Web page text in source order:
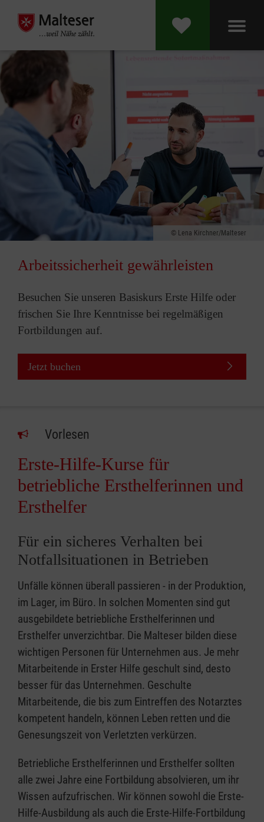
Lena Kirchner/Malteser
Arbeitssicherheit gewährleisten
Besuchen Sie unseren Basiskurs Erste Hilfe oder
frischen Sie Ihre Kenntnisse bei regelmäßigen
Fortbildungen auf.
Jetzt buchen
Vorlesen
Erste-Hilfe-Kurse für
betriebliche Ersthelferinnen und
Ersthelfer
Für ein sicheres Verhalten bei
Notfallsituationen in Betrieben
Unfälle können überall passieren - in der Produktion,
im Lager, im Büro. In solchen Momenten sind gut
ausgebildete betriebliche Ersthelferinnen und
Ersthelfer unverzichtbar. Die Malteser bilden diese
wichtigen Personen für Unternehmen aus. Je mehr
Mitarbeitende in Erster Hilfe geschult sind, desto
besser für das Unternehmen. Geschulte
Mitarbeitende, die bis zum Eintreffen des Notarztes
kompetent handeln, können Leben retten und die
Genesungszeit von Verletzten verkürzen.
Betriebliche Ersthelferinnen und Ersthelfer sollten
alle zwei Jahre eine Fortbildung absolvieren, um ihr
Wissen aufzufrischen. Wir können sowohl die Erste-
Hilfe-Ausbildung als auch die Erste-Hilfe-Fortbildung